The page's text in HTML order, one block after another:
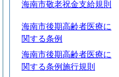
海南市敬老祝金支給規則
海南市後期高齢者医療に
関する条例
海南市後期高齢者医療に
関する条例施行規則